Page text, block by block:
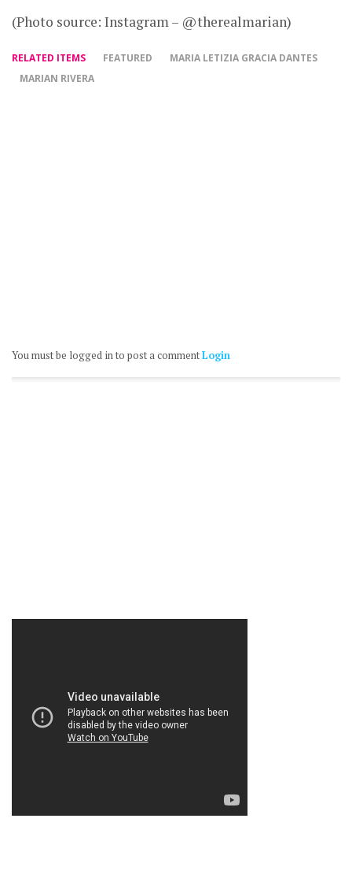
(Photo source: Instagram – @therealmarian)
RELATED ITEMS FEATURED
MARIA LETIZIA GRACIA DANTES
MARIAN RIVERA
You must be logged in to post a commentLogin